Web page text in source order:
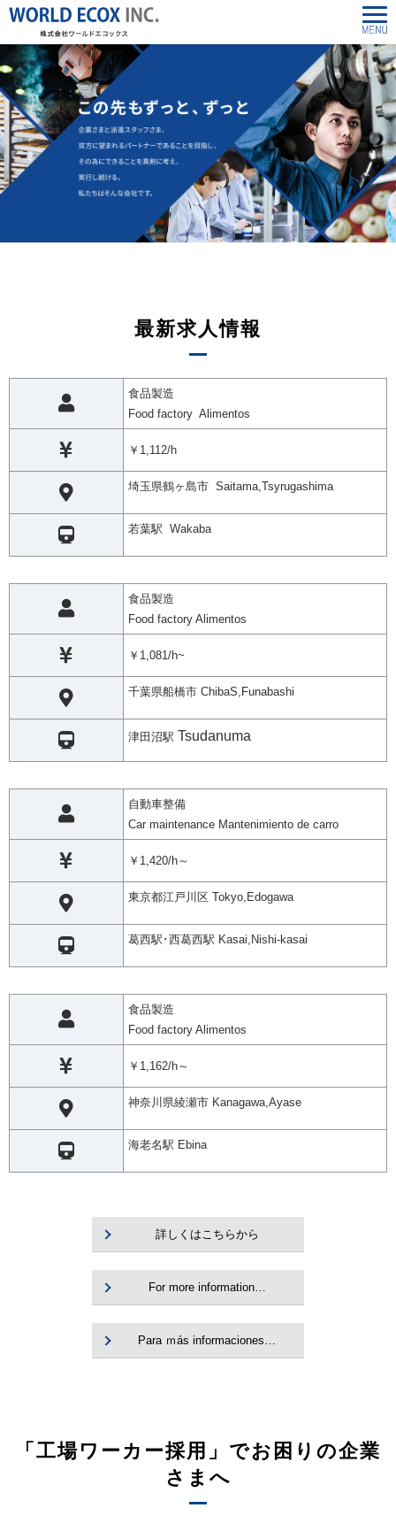
最新求人情報
食品製造
Food factory Alimentos
￥1,112/h
埼玉県鶴ヶ島市 Saitama,Tsyrugashima
若葉駅 Wakaba
食品製造
Food factory Alimentos
￥1,081/h~
千葉県船橋市 ChibaS,Funabashi
津田沼駅 Tsudanuma
自動車整備
Car maintenance Mantenimiento de carro
￥1,420/h～
東京都江戸川区 Tokyo,Edogawa
葛西駅･西葛西駅 Kasai,Nishi-kasai
食品製造
Food factory Alimentos
￥1,162/h～
神奈川県綾瀬市 Kanagawa,Ayase
海老名駅 Ebina
詳しくはこちらから
For more information…
Para ｍás informaciones…
「工場ワーカー採用」でお困りの企業
さまへ